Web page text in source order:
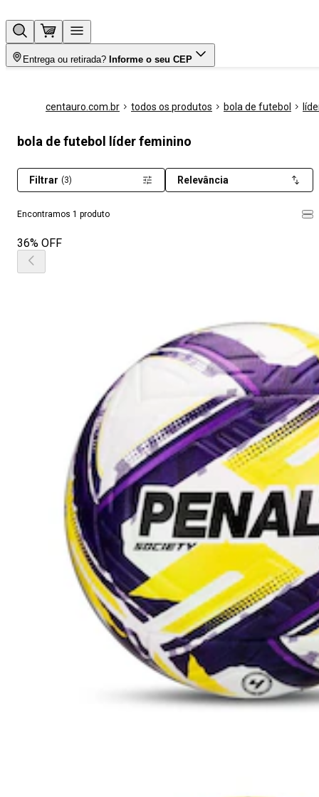
Entrega ou retirada? Informe o seu CEP
centauro.com.br todos os produtos bola de futebol
bola de futebol líder feminino
Encontramos 1 produto
Filtrar (3) Relevância
36% OFF